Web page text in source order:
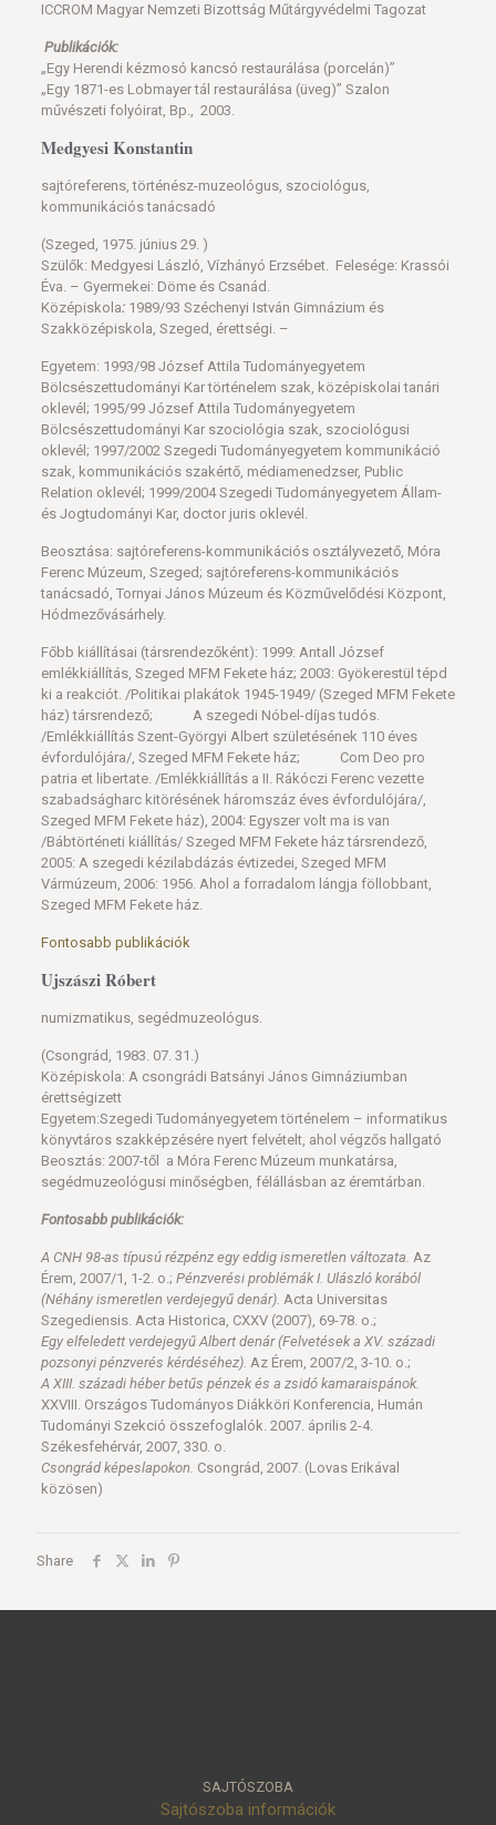
ICCROM Magyar Nemzeti Bizottság Műtárgyvédelmi Tagozat
Publikációk:
„Egy Herendi kézmosó kancsó restaurálása (porcelán)”
„Egy 1871-es Lobmayer tál restaurálása (üveg)” Szalon
művészeti folyóirat, Bp., 2003.
Medgyesi Konstantin
sajtóreferens, történész-muzeológus, szociológus,
kommunikációs tanácsadó
(Szeged, 1975. június 29. )
Szülők: Medgyesi László, Vízhányó Erzsébet. Felesége: Krassói
Éva. – Gyermekei: Döme és Csanád.
Középiskola:1989/93 Széchenyi István Gimnázium és
Szakközépiskola, Szeged, érettségi. –
Egyetem: 1993/98 József Attila Tudományegyetem
Bölcsészettudományi Kar történelem szak, középiskolai tanári
oklevél; 1995/99 József Attila Tudományegyetem
Bölcsészettudományi Kar szociológia szak, szociológusi
oklevél; 1997/2002 Szegedi Tudományegyetem kommunikáció
szak, kommunikációs szakértő, médiamenedzser, Public
Relation oklevél; 1999/2004 Szegedi Tudományegyetem Állam-
és Jogtudományi Kar, doctor juris oklevél.
Beosztása: sajtóreferens-kommunikációs osztályvezető, Móra
Ferenc Múzeum, Szeged; sajtóreferens-kommunikációs
tanácsadó, Tornyai János Múzeum és Közművelődési Központ,
Hódmezővásárhely.
Főbb kiállításai (társrendezőként): 1999: Antall József
emlékkiállítás, Szeged MFM Fekete ház; 2003: Gyökerestül tépd
ki a reakciót. /Politikai plakátok 1945-1949/ (Szeged MFM Fekete
ház) társrendező; A szegedi Nóbel-díjas tudós.
/Emlékkiállítás Szent-Györgyi Albert születésének 110 éves
évfordulójára/, Szeged MFM Fekete ház; Com Deo pro
patria et libertate. /Emlékkiállítás a II. Rákóczi Ferenc vezette
szabadságharc kitörésének háromszáz éves évfordulójára/,
Szeged MFM Fekete ház), 2004: Egyszer volt ma is van
/Bábtörténeti kiállítás/ Szeged MFM Fekete ház társrendező,
2005: A szegedi kézilabdázás évtizedei, Szeged MFM
Vármúzeum, 2006: 1956. Ahol a forradalom lángja föllobbant,
Szeged MFM Fekete ház.
Fontosabb publikációk
Ujszászi Róbert
numizmatikus, segédmuzeológus.
(Csongrád, 1983. 07. 31.)
Középiskola: A csongrádi Batsányi János Gimnáziumban
érettségizett
Egyetem:Szegedi Tudományegyetem történelem – informatikus
könyvtáros szakképzésére nyert felvételt, ahol végzős hallgató
Beosztás: 2007-től a Móra Ferenc Múzeum munkatársa,
segédmuzeológusi minőségben, félállásban az éremtárban.
Fontosabb publikációk:
A CNH 98-as típusú rézpénz egy eddig ismeretlen változata. Az
Érem, 2007/1, 1-2. o.; Pénzverési problémák I. Ulászló korából
(Néhány ismeretlen verdejegyű denár). Acta Universitas
Szegediensis. Acta Historica, CXXV (2007), 69-78. o.;
Egy elfeledett verdejegyű Albert denár (Felvetések a XV. századi
pozsonyi pénzverés kérdéséhez). Az Érem, 2007/2, 3-10. o.;
A XIII. századi héber betűs pénzek és a zsidó kamaraispánok.
XXVIII. Országos Tudományos Diákköri Konferencia, Humán
Tudományi Szekció összefoglalók. 2007. április 2-4.
Székesfehérvár, 2007, 330. o.
Csongrád képeslapokon. Csongrád, 2007. (Lovas Erikával
közösen)
Share
SAJTÓSZOBA
Sajtószoba információk